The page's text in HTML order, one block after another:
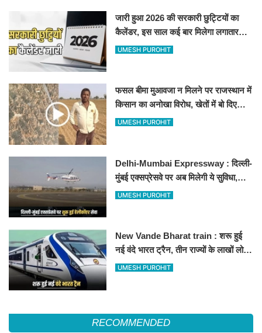
जारी हुआ 2026 की सरकारी छुट्टियों का
कैलेंडर, इस साल कई बार मिलेगा लगातार
अवकाश, देखें
UMESH PUROHIT
फसल बीमा मुआवजा न मिलने पर राजस्थान में
किसान का अनोखा विरोध, खेतों में बो दिए
500-500 रुपए के नोट, वीडियो वायरल
UMESH PUROHIT
Delhi-Mumbai Expressway : दिल्ली-
मुंबई एक्सप्रेसवे पर अब मिलेगी ये सुविधा,
हेलीकॉप्टर सर्विस से तुरंत घायल पहुंचेगा
UMESH PUROHIT
New Vande Bharat train : शरू हुई
नई वंदे भारत ट्रैन, तीन राज्यों के लाखों लोगों
का सफर होगा आसान, देखें पूरा रूटमैप
UMESH PUROHIT
RECOMMENDED